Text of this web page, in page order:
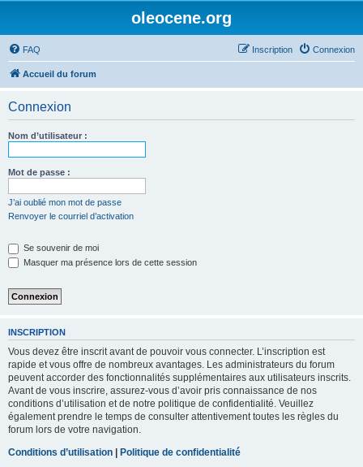
oleocene.org
FAQ Connexion
Inscription
Accueil du forum
Connexion
Nom d’utilisateur :
Mot de passe :
J’ai oublié mon mot de passe
Renvoyer le courriel d’activation
Se souvenir de moi
Masquer ma présence lors de cette session
INSCRIPTION
Vous devez être inscrit avant de pouvoir vous connecter. L’inscription est
rapide et vous offre de nombreux avantages. Les administrateurs du forum
peuvent accorder des fonctionnalités supplémentaires aux utilisateurs inscrits.
Avant de vous inscrire, assurez-vous d’avoir pris connaissance de nos
conditions d’utilisation et de notre politique de confidentialité. Veuillez
également prendre le temps de consulter attentivement toutes les règles du
forum lors de votre navigation.
Conditions d’utilisation | Politique de confidentialité